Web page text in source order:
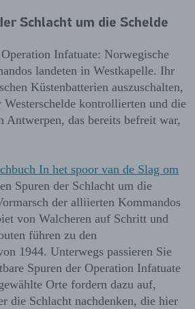
Schlacht um die Schelde
Infatuate: Norwegische
landeten in Westkapelle. Ihr
Küstenbatterien auszuschalten,
kontrollierten und die
Antwerpen, das bereits befreit war,
In het spoor van de Slag om
Spuren der Schlacht um die
der alliierten Kommandos
von Walcheren auf Schritt und
führen zu den
1944. Unterwegs passieren Sie
Spuren der Operation Infatuate
Orte fordern dazu auf,
die Schlacht nachdenken, die hier